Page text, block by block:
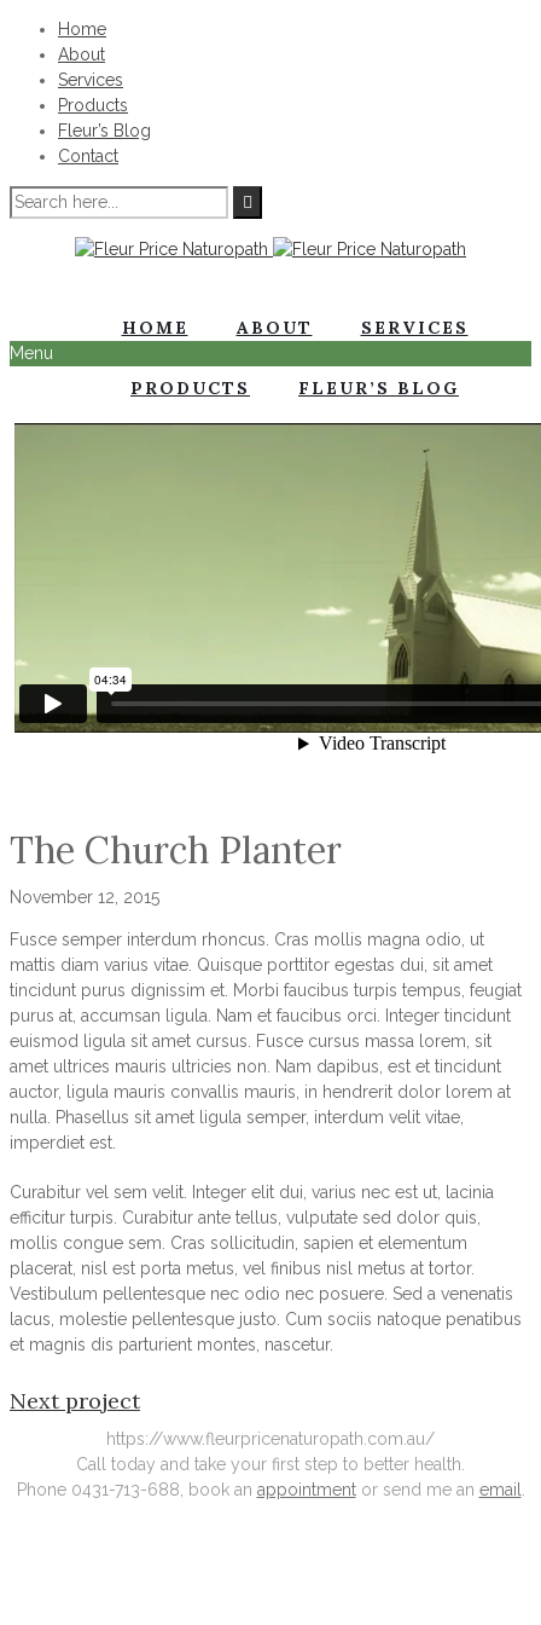
Home
About
Services
Products
Fleur’s Blog
Contact
HOME ABOUT SERVICES
PRODUCTS FLEUR’S BLOG
Menu
The Church Planter
November 12, 2015
Fusce semper interdum rhoncus. Cras mollis magna odio, ut
mattis diam varius vitae. Quisque porttitor egestas dui, sit amet
tincidunt purus dignissim et. Morbi faucibus turpis tempus, feugiat
purus at, accumsan ligula. Nam et faucibus orci. Integer tincidunt
euismod ligula sit amet cursus. Fusce cursus massa lorem, sit
amet ultrices mauris ultricies non. Nam dapibus, est et tincidunt
auctor, ligula mauris convallis mauris, in hendrerit dolor lorem at
nulla. Phasellus sit amet ligula semper, interdum velit vitae,
imperdiet est.
Curabitur vel sem velit. Integer elit dui, varius nec est ut, lacinia
efficitur turpis. Curabitur ante tellus, vulputate sed dolor quis,
mollis congue sem. Cras sollicitudin, sapien et elementum
placerat, nisl est porta metus, vel finibus nisl metus at tortor.
Vestibulum pellentesque nec odio nec posuere. Sed a venenatis
lacus, molestie pellentesque justo. Cum sociis natoque penatibus
et magnis dis parturient montes, nascetur.
Next project
https://www.fleurpricenaturopath.com.au/
Call today and take your first step to better health.
Phone 0431-713-688, book an appointmentor send me an email